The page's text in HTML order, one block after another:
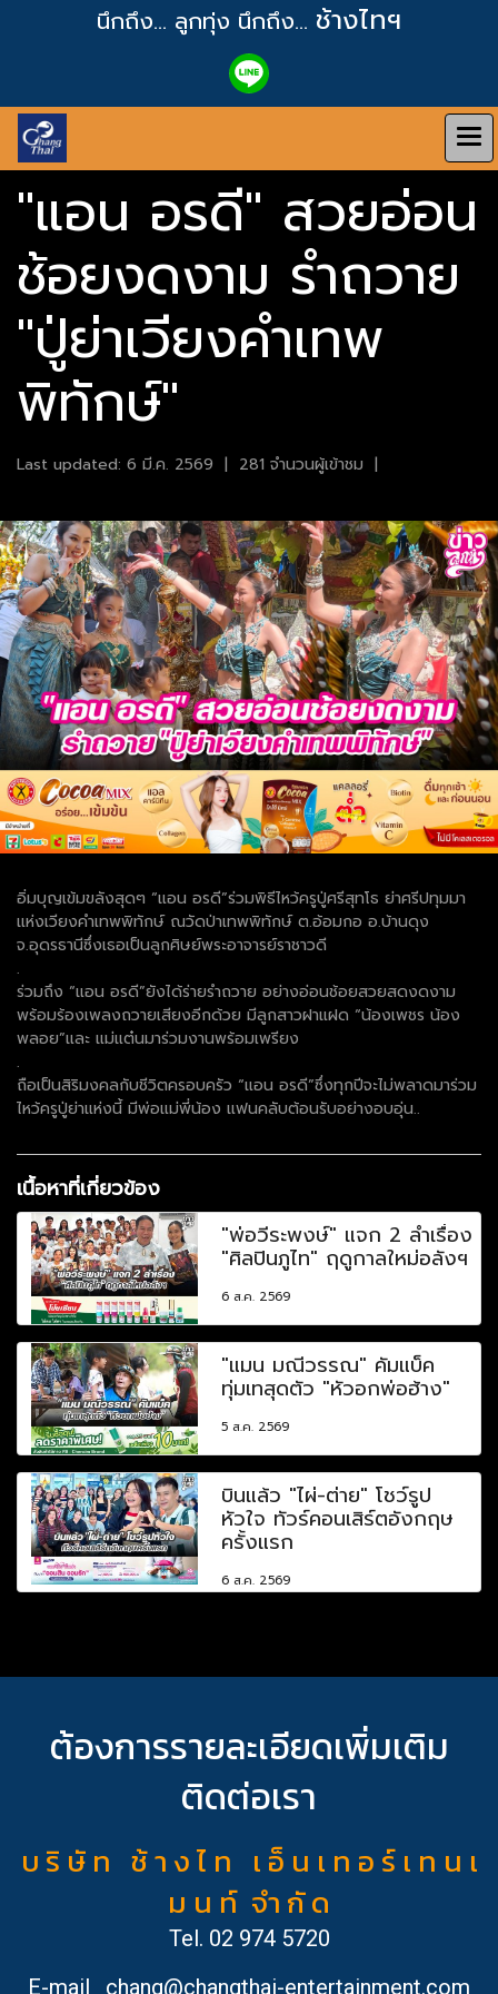
นึกถึง... ลูกทุ่ง นึกถึง... ช้างไทฯ
"แอน อรดี" สวยอ่อน
ช้อยงดงาม รำถวาย
"ปู่ย่าเวียงคำเทพ
พิทักษ์"
Last updated: 6 มี.ค. 2569 | 281 จำนวนผู้เข้าชม |
อิ่มบุญเข้มขลังสุดๆ “แอน อรดี”ร่วมพิธีไหว้ครูปู่ศรีสุทโธ ย่าศรีปทุมมา
แห่งเวียงคำเทพพิทักษ์ ณวัดป่าเทพพิทักษ์ ต.อ้อมกอ อ.บ้านดุง
จ.อุดรธานีซึ่งเธอเป็นลูกศิษย์พระอาจารย์ราชาวดี
.
ร่วมถึง “แอน อรดี”ยังได้ร่ายรำถวาย อย่างอ่อนช้อยสวยสดงดงาม
พร้อมร้องเพลงถวายเสียงอีกด้วย มีลูกสาวฝาแฝด “น้องเพชร น้อง
พลอย”และ แม่แต๋นมาร่วมงานพร้อมเพรียง
.
ถือเป็นสิริมงคลกับชีวิตครอบครัว “แอน อรดี”ซึ่งทุกปีจะไม่พลาดมาร่วม
ไหว้ครูปู่ย่าแห่งนี้ มีพ่อแม่พี่น้อง แฟนคลับต้อนรับอย่างอบอุ่น..
เนื้อหาที่เกี่ยวข้อง
"พ่อวีระพงษ์" แจก 2 ลำเรื่อง
"ศิลปินภูไท" ฤดูกาลใหม่อลังฯ
6 ส.ค. 2569
"แมน มณีวรรณ" คัมแบ็ค
ทุ่มเทสุดตัว "หัวอกพ่อฮ้าง"
5 ส.ค. 2569
บินแล้ว "ไผ่-ต่าย" โชว์รูป
หัวใจ ทัวร์คอนเสิร์ตอังกฤษ
ครั้งแรก
6 ส.ค. 2569
ต้องการรายละเอียดเพิ่มเติม
ติดต่อเรา
บ ริ ษั ท ช้ า ง ไ ท เ อ็ น เ ท อ ร์ เ ท น เ
ม น ท์ จำ กั ด
Tel. 02 974 5720
E-mail
chang@changthai-entertainment.com